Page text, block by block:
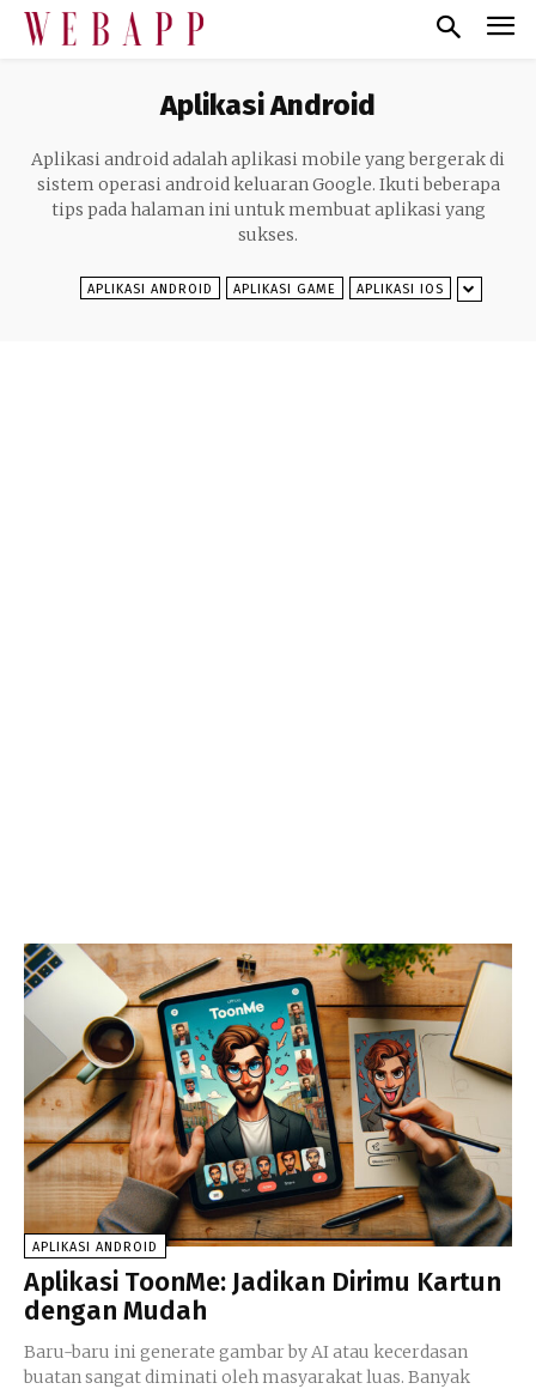
Aplikasi Android
Aplikasi android adalah aplikasi mobile yang bergerak di
sistem operasi android keluaran Google. Ikuti beberapa
tips pada halaman ini untuk membuat aplikasi yang
sukses.
APLIKASI ANDROID APLIKASI GAME APLIKASI IOS
APLIKASI ANDROID
Aplikasi ToonMe: Jadikan Dirimu Kartun
dengan Mudah
Baru-baru ini generate gambar by AI atau kecerdasan
buatan sangat diminati oleh masyarakat luas. Banyak